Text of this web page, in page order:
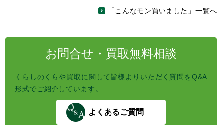
「こんなモン買いました」一覧へ
お問合せ・買取無料相談
くらしのくらや買取に関して皆様よりいただく質問をQ&A
形式でご紹介しています。
よくあるご質問